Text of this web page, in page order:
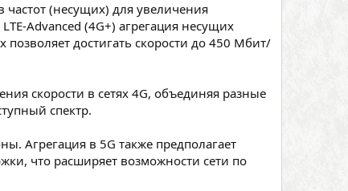
частот (несущих) для увеличения
Advanced (4G+) агрегация несущих
позволяет достигать скорости до 450 Мбит/
скорости в сетях 4G, объединяя разные
спектр.
Агрегация в 5G также предполагает
что расширяет возможности сети по